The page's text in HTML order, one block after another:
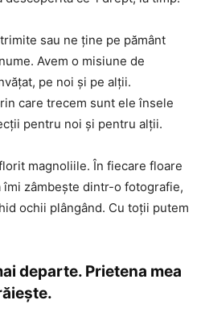
sau ne ține pe pământ
Avem o misiune de
pe noi și pe alții.
care trecem sunt ele însele
pentru noi și pentru alții.
magnoliile. În fiecare floare
îmi zâmbește dintr-o fotografie,
ochii plângând. Cu toții putem
departe. Prietena mea